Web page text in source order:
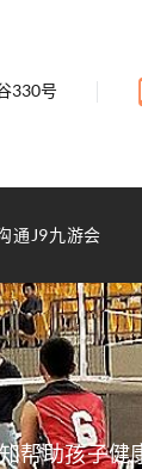
330号
通J9九游会
帮助孩子健